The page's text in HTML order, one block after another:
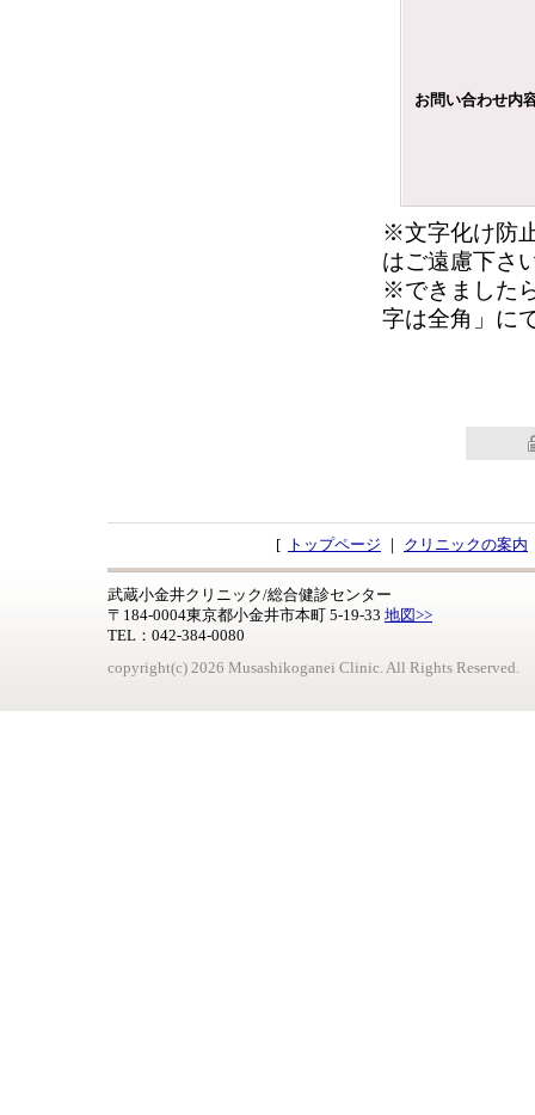
お問い合わせ内
※文字化け防
はご遠慮下さ
※できました
字は全角」に
[ トップページ クリニックの案内
武蔵小金井クリニック/総合健診センター
〒184-0004東京都小金井市本町 5-19-33 地図>>
TEL：042-384-0080
copyright(c) 2026 Musashikoganei Clinic. All Rights Reserved.